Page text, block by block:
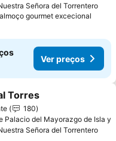
Señora del Torrentero
gourmet excecional
Ver preços
aos favoritos
Torres
180
Palacio del Mayorazgo de Isla y
Señora del Torrentero